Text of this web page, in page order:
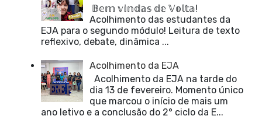
𝔹𝕖𝕞 𝕧𝕚𝕟𝕕𝕒𝕤 𝕕𝕖 𝕍𝕠𝕝𝕥𝕒!
Acolhimento das estudantes da
EJA para o segundo módulo! Leitura de texto
reflexivo, debate, dinâmica ...
Acolhimento da EJA
Acolhimento da EJA na tarde do
dia 13 de fevereiro. Momento único
que marcou o início de mais um
ano letivo e a conclusão do 2° ciclo da E...